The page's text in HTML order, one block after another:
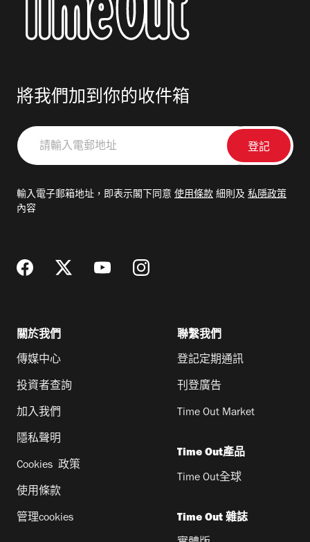
將我們加到你的收件箱
請
輸
郵
輸入電子郵箱地址，即表示閣下同意 使用條款 細則及 私隱政策
內容
關於我們
傳媒中心
投資者查詢
加入我們
隱私聲明
Cookies 政策
使用條款
管理cookies
聯繫我們
登記定期通訊
刊登廣告
Time Out Market
Time Out產品
Time Out全球
Time Out 雜誌